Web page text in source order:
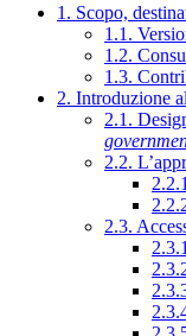
1. Scopo,
1.1.
1.2.
1.3.
2. Introduzione
2.1.
2.2.
2.3.